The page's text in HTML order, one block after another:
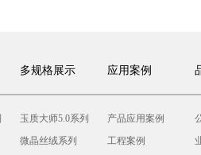
多规格展示 应用案例
玉质大师5.0系列
微晶丝绒系列
产品应用案例
工程案例